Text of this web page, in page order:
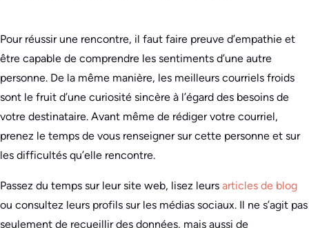
Pour réussir une rencontre, il faut faire preuve d’empathie et
être capable de comprendre les sentiments d’une autre
personne. De la même manière, les meilleurs courriels froids
sont le fruit d’une curiosité sincère à l’égard des besoins de
votre destinataire. Avant même de rédiger votre courriel,
prenez le temps de vous renseigner sur cette personne et sur
les difficultés qu’elle rencontre.
Passez du temps sur leur site web, lisez leurs articles de blog
ou consultez leurs profils sur les médias sociaux. Il ne s’agit pas
seulement de recueillir des données, mais aussi de